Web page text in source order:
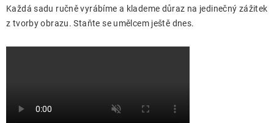
Každá sadu ručně vyrábíme a klademe důraz na jedinečný zážitek
z tvorby obrazu. Staňte se umělcem ještě dnes.